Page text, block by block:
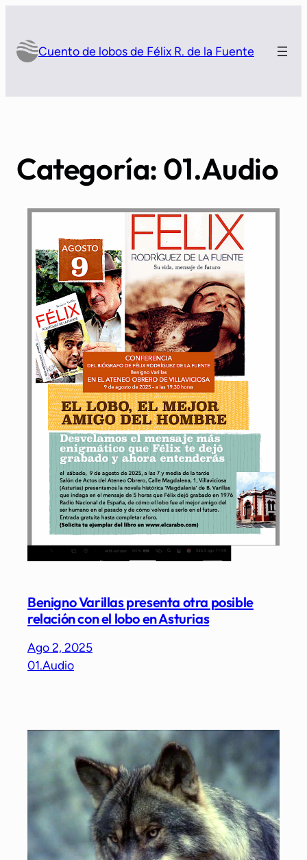
contenidoCuento de lobos de Félix R. de la Fuente
Categoría: 01.Audio
Benigno Varillas presenta otra posible
relación con el lobo en Asturias
Ago 2, 2025
01.Audio